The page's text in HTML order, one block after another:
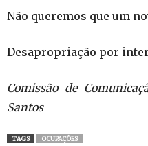
Não queremos que um
Desapropriação por
Comissão de
Santos
TAGS OCUPAÇÕES